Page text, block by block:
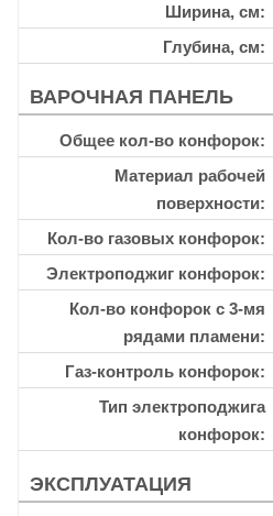
Ширина, см
Глубина, см
ВАРОЧНАЯ ПАНЕЛЬ
Общее кол-во конфорок
Материал рабочей
поверхности
Кол-во газовых конфорок
Электроподжиг конфорок
Кол-во конфорок с 3-мя
рядами пламени
Газ-контроль конфорок
Тип электроподжига
конфорок
ЭКСПЛУАТАЦИЯ